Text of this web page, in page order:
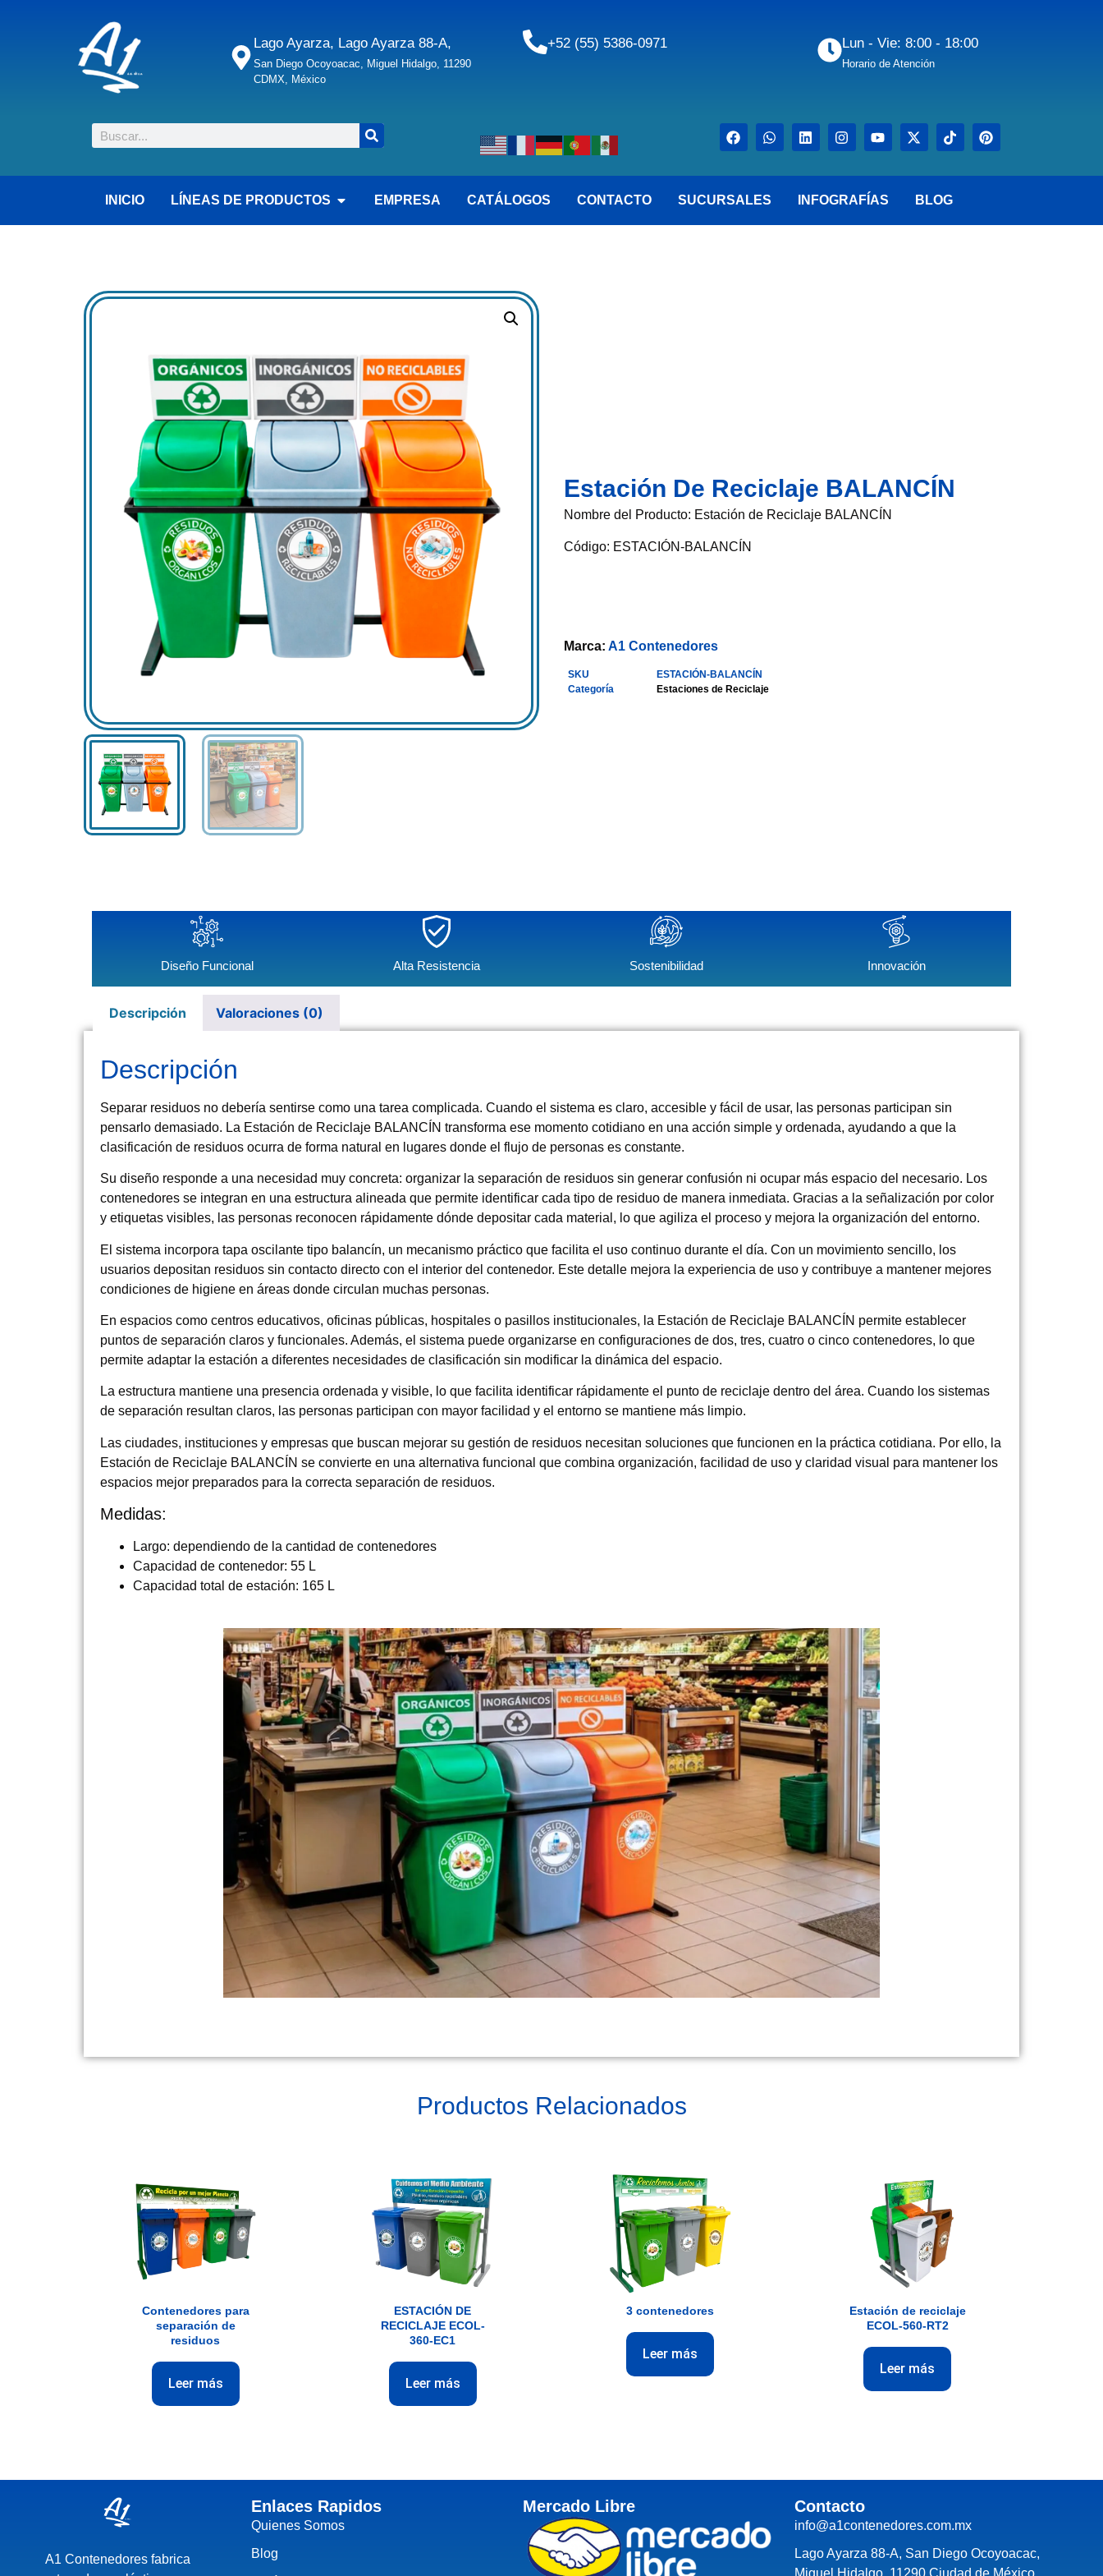
Lago Ayarza, Lago Ayarza 88-A,
San Diego Ocoyoacac, Miguel Hidalgo, 11290
CDMX, México
+52 (55) 5386-0971 Lun - Vie: 8:00 - 18:00
Horario de Atención
INICIO LÍNEAS DE PRODUCTOS EMPRESA CATÁLOGOS CONTACTO SUCURSALES INFOGRAFÍAS BLOG
Estación De Reciclaje BALANCÍN
Nombre del Producto: Estación de Reciclaje BALANCÍN
Código: ESTACIÓN-BALANCÍN
Marca: A1 Contenedores
SKU
ESTACIÓN-BALANCÍN
Categoría
Estaciones de Reciclaje
Diseño Funcional Alta Resistencia Sostenibilidad Innovación
Descripción Valoraciones (0)
Descripción
Separar residuos no debería sentirse como una tarea complicada. Cuando el sistema es claro, accesible y fácil de usar, las personas participan sin
pensarlo demasiado. La Estación de Reciclaje BALANCÍN transforma ese momento cotidiano en una acción simple y ordenada, ayudando a que la
clasificación de residuos ocurra de forma natural en lugares donde el flujo de personas es constante.
Su diseño responde a una necesidad muy concreta: organizar la separación de residuos sin generar confusión ni ocupar más espacio del necesario. Los
contenedores se integran en una estructura alineada que permite identificar cada tipo de residuo de manera inmediata. Gracias a la señalización por color
y etiquetas visibles, las personas reconocen rápidamente dónde depositar cada material, lo que agiliza el proceso y mejora la organización del entorno.
El sistema incorpora tapa oscilante tipo balancín, un mecanismo práctico que facilita el uso continuo durante el día. Con un movimiento sencillo, los
usuarios depositan residuos sin contacto directo con el interior del contenedor. Este detalle mejora la experiencia de uso y contribuye a mantener mejores
condiciones de higiene en áreas donde circulan muchas personas.
En espacios como centros educativos, oficinas públicas, hospitales o pasillos institucionales, la Estación de Reciclaje BALANCÍN permite establecer
puntos de separación claros y funcionales. Además, el sistema puede organizarse en configuraciones de dos, tres, cuatro o cinco contenedores, lo que
permite adaptar la estación a diferentes necesidades de clasificación sin modificar la dinámica del espacio.
La estructura mantiene una presencia ordenada y visible, lo que facilita identificar rápidamente el punto de reciclaje dentro del área. Cuando los sistemas
de separación resultan claros, las personas participan con mayor facilidad y el entorno se mantiene más limpio.
Las ciudades, instituciones y empresas que buscan mejorar su gestión de residuos necesitan soluciones que funcionen en la práctica cotidiana. Por ello, la
Estación de Reciclaje BALANCÍN se convierte en una alternativa funcional que combina organización, facilidad de uso y claridad visual para mantener los
espacios mejor preparados para la correcta separación de residuos.
Medidas:
Largo: dependiendo de la cantidad de contenedores
Capacidad de contenedor: 55 L
Capacidad total de estación: 165 L
Productos Relacionados
Contenedores para
separación de
residuos
Leer más
ESTACIÓN DE
RECICLAJE ECOL-
360-EC1
Leer más
3 contenedores
Leer más
Estación de reciclaje
ECOL-560-RT2
Leer más
A1 Contenedores fabrica
Enlaces Rapidos
Quienes Somos
Blog
Mercado Libre Contacto
info@a1contenedores.com.mx
Lago Ayarza 88-A, San Diego Ocoyoacac,
Miguel Hidalgo, 11290 Ciudad de México,